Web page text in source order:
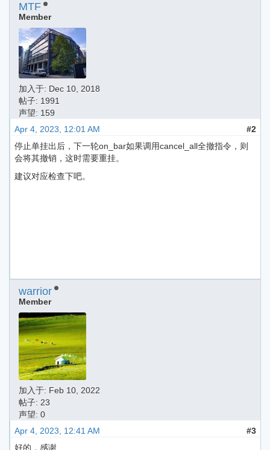
MTF
Member
加入于: Dec 10, 2018
帖子: 1991
声望: 159
Apr 4, 2023, 12:01 AM
#2
停止单挂出后，下一轮on_bar如果调用cancel_all全撤指令，则
会将其撤销，这时需要重挂。
建议对应检查下吧。
warrior
Member
加入于: Feb 10, 2022
帖子: 23
声望: 0
Apr 4, 2023, 12:41 AM
#3
好的，感谢